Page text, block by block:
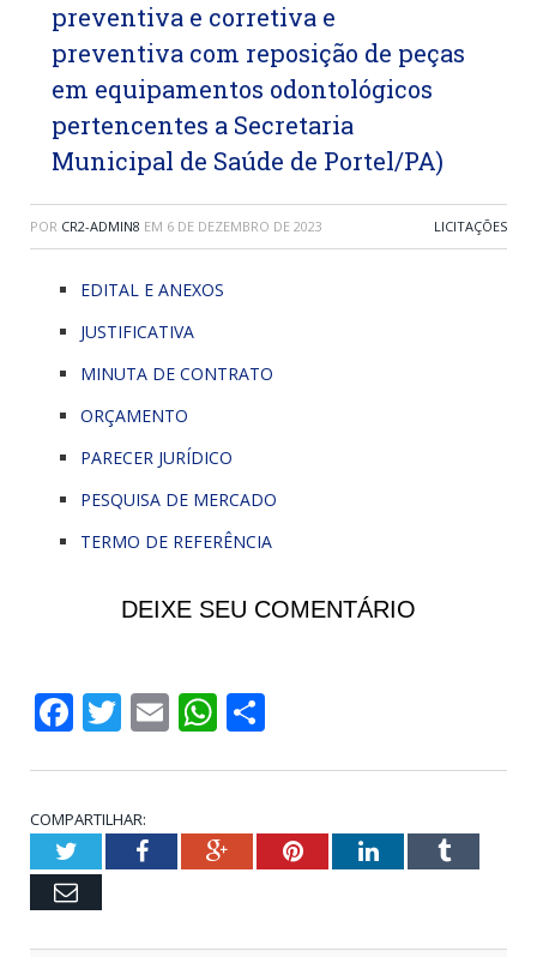
preventiva e corretiva e
preventiva com reposição de peças
em equipamentos odontológicos
pertencentes a Secretaria
Municipal de Saúde de Portel/PA)
POR CR2-ADMIN8 EM 6 DE DEZEMBRO DE 2023 LICITAÇÕES
EDITAL E ANEXOS
JUSTIFICATIVA
MINUTA DE CONTRATO
ORÇAMENTO
PARECER JURÍDICO
PESQUISA DE MERCADO
TERMO DE REFERÊNCIA
DEIXE SEU COMENTÁRIO
Facebook
Twitter
EmailWhatsApp
COMPARTILHAR:
TwitterFacebookGoogle+PinterestLinkedInTumblr
Email